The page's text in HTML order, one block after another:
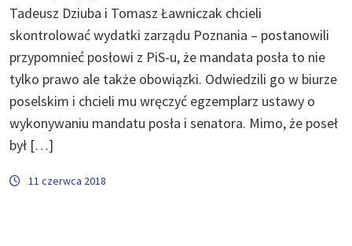
Tadeusz Dziuba i Tomasz Ławniczak chcieli
skontrolować wydatki zarządu Poznania – postanowili
przypomnieć posłowi z PiS-u, że mandata posła to nie
tylko prawo ale także obowiązki. Odwiedzili go w biurze
poselskim i chcieli mu wręczyć egzemplarz ustawy o
wykonywaniu mandatu posła i senatora. Mimo, że poseł
był […]
11 czerwca 2018